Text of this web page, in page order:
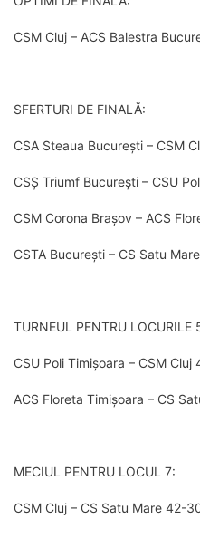
CSM Cluj – ACS Balestra
SFERTURI DE FINALĂ:
CSA Steaua București – CSM
CSȘ Triumf București – CSU
CSM Corona Brașov – ACS
CSTA București – CS Satu
TURNEUL PENTRU LOCURILE
CSU Poli Timișoara – CSM Cluj
ACS Floreta Timișoara – CS
MECIUL PENTRU LOCUL 7:
CSM Cluj – CS Satu Mare 42-